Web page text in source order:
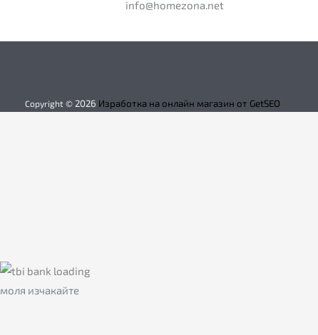
info@homezona.net
Copyright © 2026 Изработка на онлайн магазин от GetSEO
моля изчакайте